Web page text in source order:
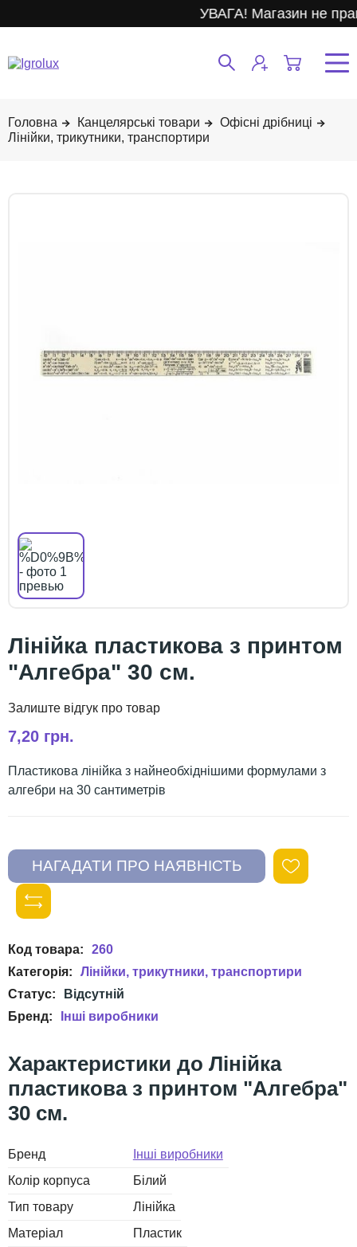
УВАГА! Магазин не
Канцелярські товари
Офісні дрібниці
Лінійки, трикутники, транспортири
Лінійка пластикова з принтом
"Алгебра" 30 см.
7,20 грн.
Пластикова лінійка з найнеобхіднішими формулами з
алгебри на 30 сантиметрів
260
Лінійки, трикутники, транспортири
Інші виробники
Лінійка
пластикова з принтом "Алгебра"
30 см.
Бренд
Інші виробники
Колір корпуса
Білий
Тип товару
Лінійка
Матеріал
Пластик